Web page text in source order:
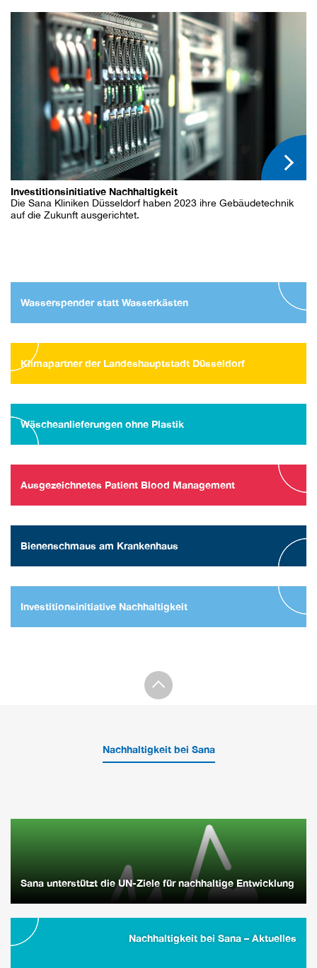
Investitionsinitiative Nachhaltigkeit
Die Sana Kliniken Düsseldorf haben 2023 ihre Gebäudetechnik
auf die Zukunft ausgerichtet.
Wasserspender statt Wasserkästen
Klimapartner der Landeshauptstadt Düsseldorf
Wäscheanlieferungen ohne Plastik
Ausgezeichnetes Patient Blood Management
Bienenschmaus am Krankenhaus
Investitionsinitiative Nachhaltigkeit
Nachhaltigkeit bei Sana
Sana unterstützt die UN-Ziele für nachhaltige Entwicklung
Nachhaltigkeit bei Sana – Aktuelles